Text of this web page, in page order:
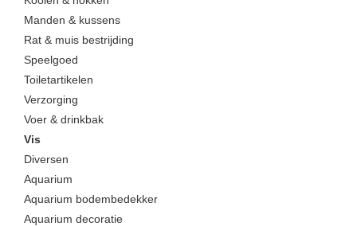
Manden & kussens
Rat & muis bestrijding
Speelgoed
Toiletartikelen
Verzorging
Voer & drinkbak
Vis
Diversen
Aquarium
Aquarium bodembedekker
Aquarium decoratie